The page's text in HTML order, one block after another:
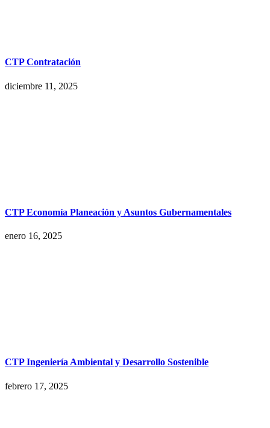
CTP Contratación
diciembre 11, 2025
CTP Economía Planeación y Asuntos Gubernamentales
enero 16, 2025
CTP Ingeniería Ambiental y Desarrollo Sostenible
febrero 17, 2025